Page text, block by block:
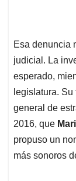
Esa denuncia
judicial. La
esperado,
legislatura.
general de
2016, que
propuso un
más sonoros